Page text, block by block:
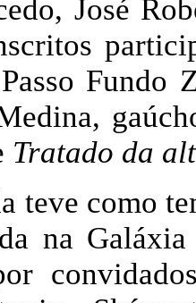
José
Fundo
Tratado da
teve como
na